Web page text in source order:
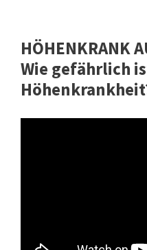
HÖHENKRANK
Wie gefährlich